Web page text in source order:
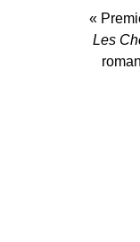
« Un
«
Les
« Un
«
Les